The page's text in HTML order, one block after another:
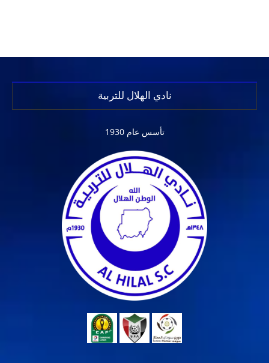
نادي الهلال للتربية
تأسس عام 1930